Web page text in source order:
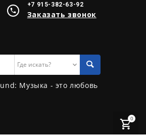
+7 915-382-63-92
Заказать звонок
Музыка - это любовь
0